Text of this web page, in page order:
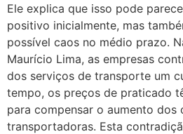
Ele explica que isso pode
positivo inicialmente, mas
possível caos no médio prazo.
Maurício Lima, as empresas
dos serviços de transporte um
tempo, os preços de praticado
para compensar o aumento dos
transportadoras. Esta